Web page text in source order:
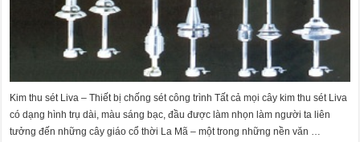
Kim thu sét Liva – Thiết bị chống sét công trình Tất cả mọi cây kim thu sét Liva
có dạng hình trụ dài, màu sáng bạc, đầu được làm nhọn làm người ta liên
tưởng đến những cây giáo cổ thời La Mã – một trong những nền văn …